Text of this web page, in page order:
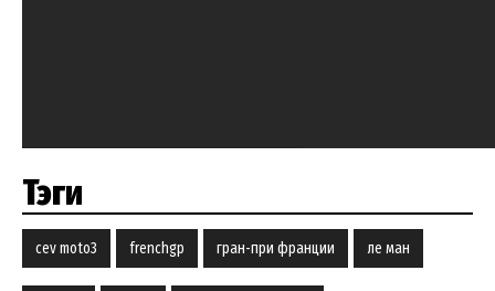
Тэги
cev moto3 frenchgp гран-при франции ле ман